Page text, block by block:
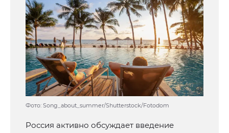
Фото: Song_about_summer/Shutterstock/Fotodom
Россия активно обсуждает введение